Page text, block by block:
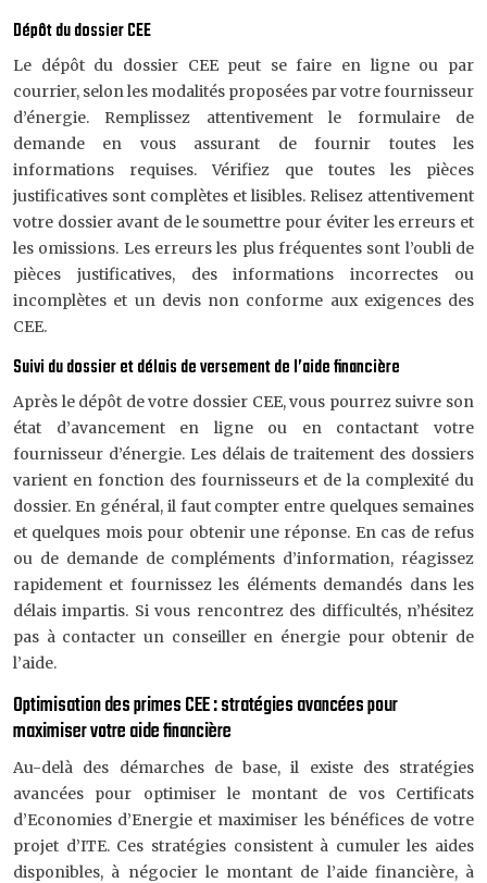
Dépôt du dossier CEE
Le dépôt du dossier CEE peut se faire en ligne ou par
courrier, selon les modalités proposées par votre fournisseur
d’énergie. Remplissez attentivement le formulaire de
demande en vous assurant de fournir toutes les
informations requises. Vérifiez que toutes les pièces
justificatives sont complètes et lisibles. Relisez attentivement
votre dossier avant de le soumettre pour éviter les erreurs et
les omissions. Les erreurs les plus fréquentes sont l’oubli de
pièces justificatives, des informations incorrectes ou
incomplètes et un devis non conforme aux exigences des
CEE.
Suivi du dossier et délais de versement de l’aide financière
Après le dépôt de votre dossier CEE, vous pourrez suivre son
état d’avancement en ligne ou en contactant votre
fournisseur d’énergie. Les délais de traitement des dossiers
varient en fonction des fournisseurs et de la complexité du
dossier. En général, il faut compter entre quelques semaines
et quelques mois pour obtenir une réponse. En cas de refus
ou de demande de compléments d’information, réagissez
rapidement et fournissez les éléments demandés dans les
délais impartis. Si vous rencontrez des difficultés, n’hésitez
pas à contacter un conseiller en énergie pour obtenir de
l’aide.
Optimisation des primes CEE : stratégies avancées pour
maximiser votre aide financière
Au-delà des démarches de base, il existe des stratégies
avancées pour optimiser le montant de vos Certificats
d’Economies d’Energie et maximiser les bénéfices de votre
projet d’ITE. Ces stratégies consistent à cumuler les aides
disponibles, à négocier le montant de l’aide financière, à